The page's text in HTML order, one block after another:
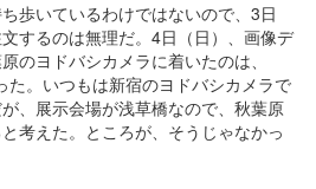
歩いているわけではないので、3日
文するのは無理だ。4日（日）、画像デ
のヨドバシカメラに着いたのは、
た。いつもは新宿のヨドバシカメラで
、展示会場が浅草橋なので、秋葉原
考えた。ところが、そうじゃなかっ